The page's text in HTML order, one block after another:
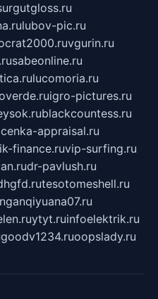
lubov-pic.ru
vgurin.ru
sabeonline.ru
lucomoria.ru
igro-pictures.ru
blackcountess.ru
appraisal.ru
finance.ruvip-surfing.ru
dr-pavlush.ru
tesotomeshell.ru
ytyt.ruinfoelektrik.ru
goodv1234.ruoopslady.ru